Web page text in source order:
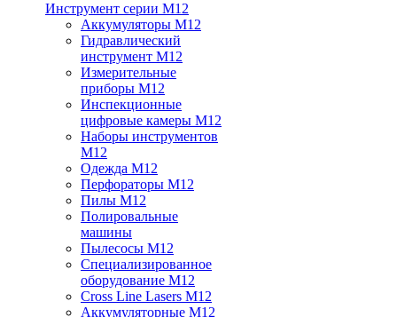
Инструмент серии M12
Аккумуляторы M12
Гидравлический
инструмент M12
Измерительные
приборы M12
Инспекционные
цифровые камеры M12
Наборы инструментов
M12
Одежда M12
Перфораторы M12
Пилы M12
Полировальные
машины
Пылесосы M12
Специализированное
оборудование M12
Cross Line Lasers M12
Аккумуляторные M12